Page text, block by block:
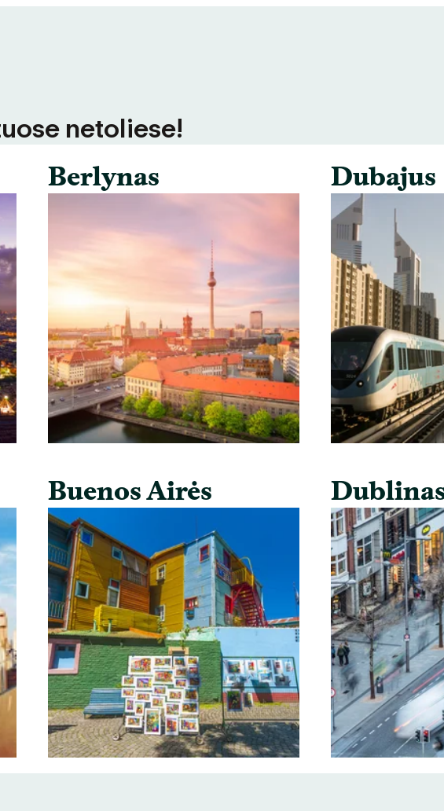
netoliese!
Berlynas
Buenos Airės
Dubajus